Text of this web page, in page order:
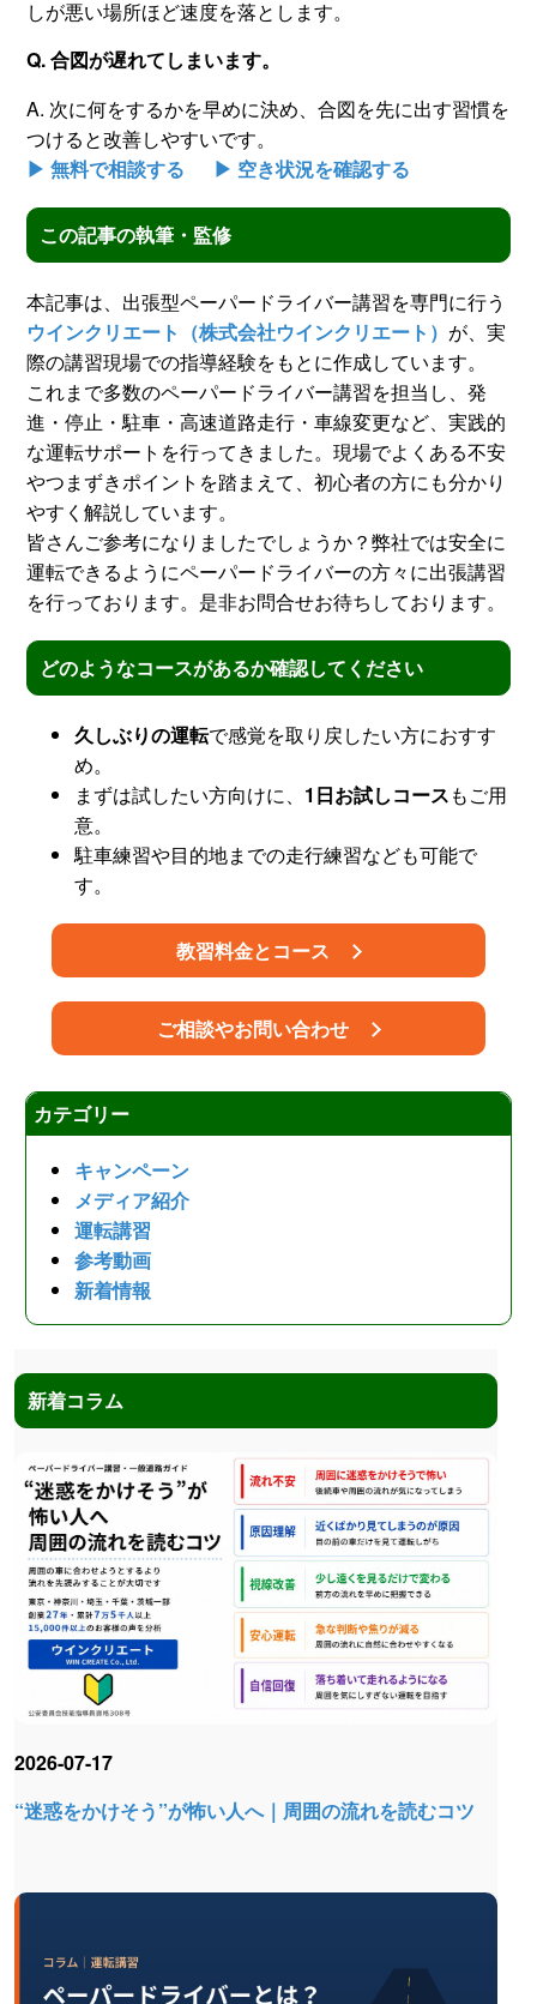
しが悪い場所ほど速度を落とします。
Q. 合図が遅れてしまいます。
A. 次に何をするかを早めに決め、合図を先に出す習慣を
つけると改善しやすいです。
▶ 無料で相談する
▶ 空き状況を確認する
この記事の執筆・監修
本記事は、出張型ペーパードライバー講習を専門に行う
ウインクリエート（株式会社ウインクリエート） が、実
際の講習現場での指導経験をもとに作成しています。
これまで多数のペーパードライバー講習を担当し、発
進・停止・駐車・高速道路走行・車線変更など、実践的
な運転サポートを行ってきました。現場でよくある不安
やつまずきポイントを踏まえて、初心者の方にも分かり
やすく解説しています。
皆さんご参考になりましたでしょうか？弊社では安全に
運転できるようにペーパードライバーの方々に出張講習
を行っております。是非お問合せお待ちしております。
どのようなコースがあるか確認してください
久しぶりの運転で感覚を取り戻したい方におすす
め。
まずは試したい方向けに、 1日お試しコースもご用
意。
駐車練習や目的地までの走行練習なども可能で
す。
教習料金とコース
ご相談やお問い合わせ
カテゴリー
キャンペーン
メディア紹介
運転講習
参考動画
新着情報
新着コラム
“迷惑をかけそう”が怖い人へ｜周囲の流れを読むコツ
2026-07-17